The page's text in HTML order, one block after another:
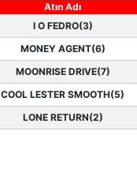
Atın Adı
I O FEDRO(3)
MONEY AGENT(6)
MOONRISE DRIVE(7)
COOL LESTER SMOOTH(5)
LONE RETURN(2)